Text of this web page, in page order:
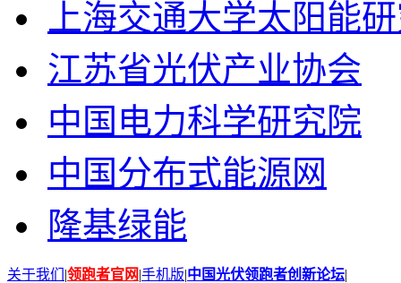
上海交通大学太阳能
江苏省光伏产业协会
中国电力科学研究院
中国分布式能源网
隆基绿能
关于我们 |领跑者官网|手机版|中国光伏领跑者创新论坛|